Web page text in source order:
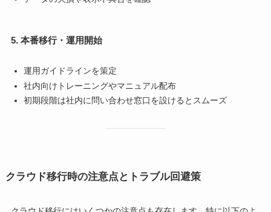
5. 本番移行・運用開始
運用ガイドラインを策定
社内向けトレーニングやマニュアル配布
初期段階は社内に問い合わせ窓口を設けるとスムーズ
クラウド移行時の注意点とトラブル回避策